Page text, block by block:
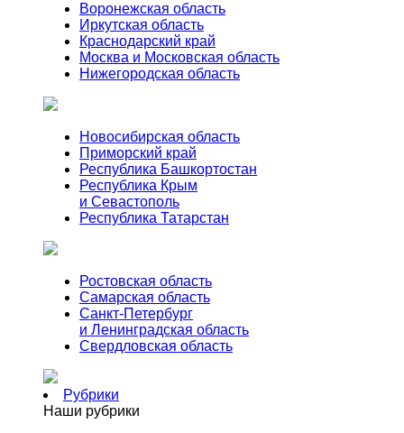
Воронежская область
Иркутская область
Краснодарский край
Москва и Московская область
Нижегородская область
Новосибирская область
Приморский край
Республика Башкортостан
Республика Крым
и Севастополь
Республика Татарстан
Ростовская область
Самарская область
Санкт-Петербург
и Ленинградская область
Свердловская область
Рубрики
Наши рубрики